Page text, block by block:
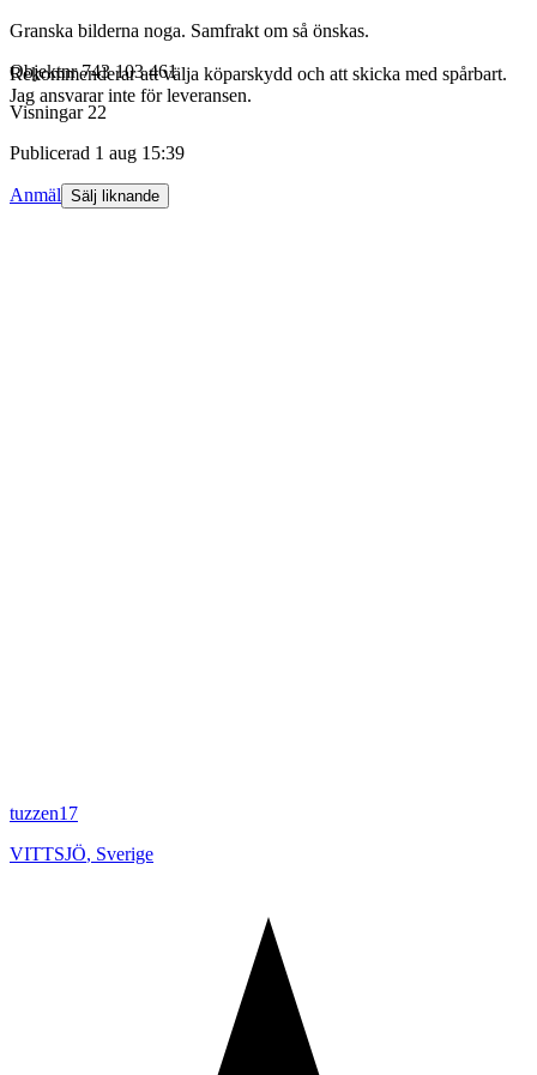
Granska bilderna noga. Samfrakt om så önskas.
Rekommenderar att välja köparskydd och att skicka med spårbart.
Jag ansvarar inte för leveransen.
Objektnr 743 103 461
Visningar 22
Publicerad 1 aug 15:39
Anmäl Sälj liknande
tuzzen17
VITTSJÖ, Sverige